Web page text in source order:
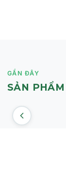
GẦN ĐÂY
SẢN